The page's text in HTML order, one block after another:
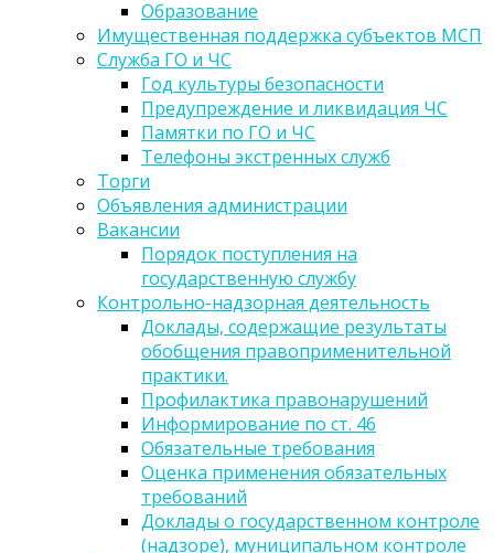
Образование
Имущественная поддержка субъектов МСП
Служба ГО и ЧС
Год культуры безопасности
Предупреждение и ликвидация ЧС
Памятки по ГО и ЧС
Телефоны экстренных служб
Торги
Объявления администрации
Вакансии
Порядок поступления на
государственную службу
Контрольно-надзорная деятельность
Доклады, содержащие результаты
обобщения правоприменительной
практики.
Профилактика правонарушений
Информирование по ст. 46
Обязательные требования
Оценка применения обязательных
требований
Доклады о государственном контроле
(надзоре), муниципальном контроле